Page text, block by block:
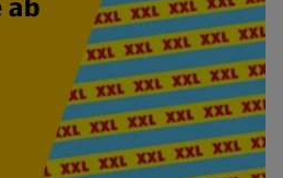
ab